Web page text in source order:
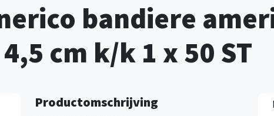
bandiere
cm k/k 1 x 50 ST
Productomschrijving